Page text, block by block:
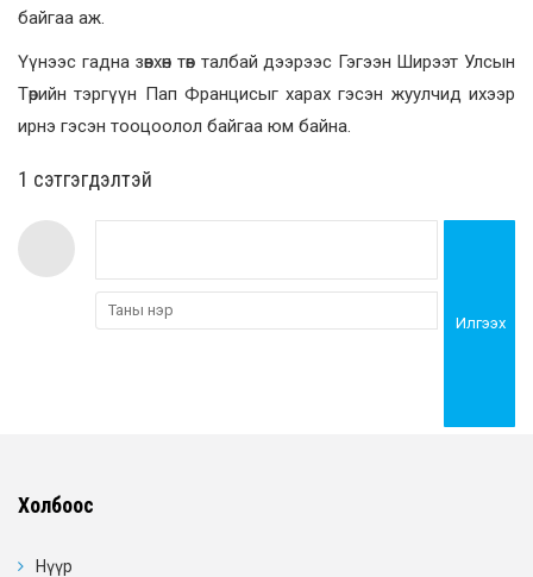
байгаа аж.
Үүнээс гадна зөвхөн төв талбай дээрээс Гэгээн Ширээт Улсын
Төрийн тэргүүн Пап Францисыг харах гэсэн жуулчид ихээр
ирнэ гэсэн тооцоолол байгаа юм байна.
1 сэтгэгдэлтэй
Илгээх
Холбоос
Нүүр